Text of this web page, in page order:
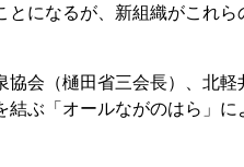
になるが、新組織がこれら
会（樋田省三会長）、北軽
ぶ「オールながのはら」